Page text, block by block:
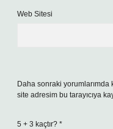
Web Sitesi
Daha sonraki yorumlarımda
site adresim bu tarayıcıya
5 + 3 kaçtır? *